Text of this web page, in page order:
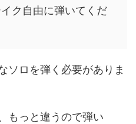
ク自由に弾いてくだ
ソロを弾く必要がありま
もっと違うので弾い